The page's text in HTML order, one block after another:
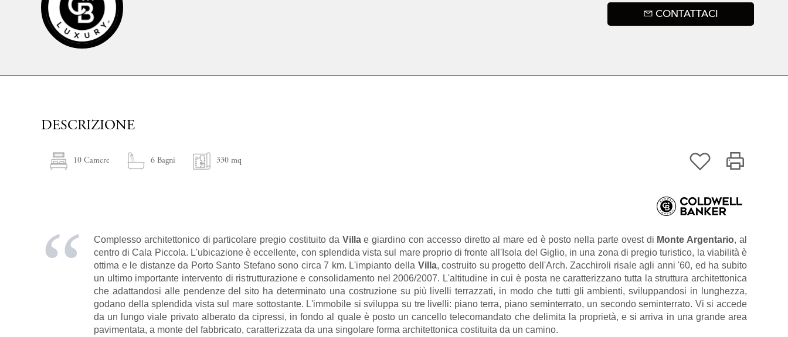
CONTATTACI
DESCRIZIONE
10 Camere 6 Bagni 330 mq
Complesso architettonico di particolare pregio costituito da Villae giardino con accesso diretto al mare ed è posto nella parte ovest di Monte Argentario, al
centro di Cala Piccola. L'ubicazione è eccellente, con splendida vista sul mare proprio di fronte all'Isola del Giglio, in una zona di pregio turistico, la viabilità è
ottima e le distanze da Porto Santo Stefano sono circa 7 km. L'impianto della Villa, costruito su progetto dell'Arch. Zacchiroli risale agli anni '60, ed ha subito
un ultimo importante intervento di ristrutturazione e consolidamento nel 2006/2007. L'altitudine in cui è posta ne caratterizzano tutta la struttura architettonica
che adattandosi alle pendenze del sito ha determinato una costruzione su più livelli terrazzati, in modo che tutti gli ambienti, sviluppandosi in lunghezza,
godano della splendida vista sul mare sottostante. L'immobile si sviluppa su tre livelli: piano terra, piano seminterrato, un secondo seminterrato. Vi si accede
da un lungo viale privato alberato da cipressi, in fondo al quale è posto un cancello telecomandato che delimita la proprietà, e si arriva in una grande area
pavimentata, a monte del fabbricato, caratterizzata da una singolare forma architettonica costituita da un camino.